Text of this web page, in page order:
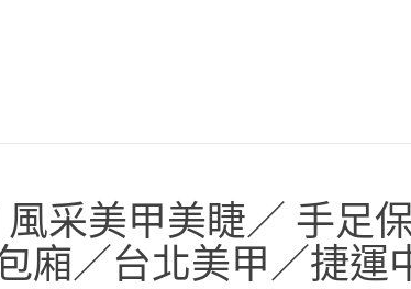
采美甲美睫／ 手足
廂／台北美甲／捷運